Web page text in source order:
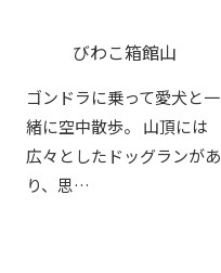
びわこ箱館山
ゴンドラに乗って愛犬と一
緒に空中散歩。 山頂には
広々としたドッグランがあ
り、思…